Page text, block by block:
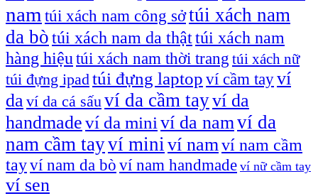
nam túi xách nam công sởtúi xách nam
da bòtúi xách nam da thậttúi xách nam
hàng hiệu túi xách nam thời trang túi xách nữ
túi đựng ipadtúi đựng laptop ví cầm tayví
daví da cá sấu ví da cầm tayví da
handmadeví da mini ví da namví da
nam cầm tayví mini ví namví nam cầm
tayví nam da bò ví nam handmade ví nữ cầm tay
ví sen